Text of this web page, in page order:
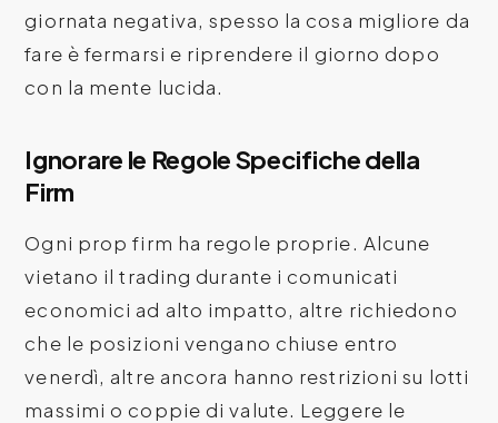
giornata negativa, spesso la cosa migliore da
fare è fermarsi e riprendere il giorno dopo
con la mente lucida.
Ignorare le Regole Specifiche della
Firm
Ogni prop firm ha regole proprie. Alcune
vietano il trading durante i comunicati
economici ad alto impatto, altre richiedono
che le posizioni vengano chiuse entro
venerdì, altre ancora hanno restrizioni su lotti
massimi o coppie di valute. Leggere le